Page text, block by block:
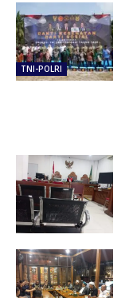
TNI-POLRI